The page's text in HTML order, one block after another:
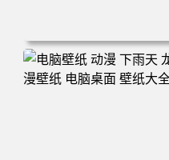
电脑壁纸 动漫 惣流明日香
脑桌面 壁纸大全 高清壁纸